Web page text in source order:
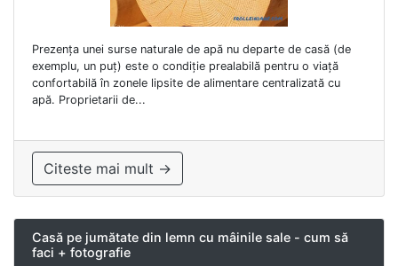
Prezența unei surse naturale de apă nu departe de casă (de
exemplu, un puț) este o condiție prealabilă pentru o viață
confortabilă în zonele lipsite de alimentare centralizată cu
apă. Proprietarii de...
Citeste mai mult →
Casă pe jumătate din lemn cu mâinile sale - cum să
faci + fotografie